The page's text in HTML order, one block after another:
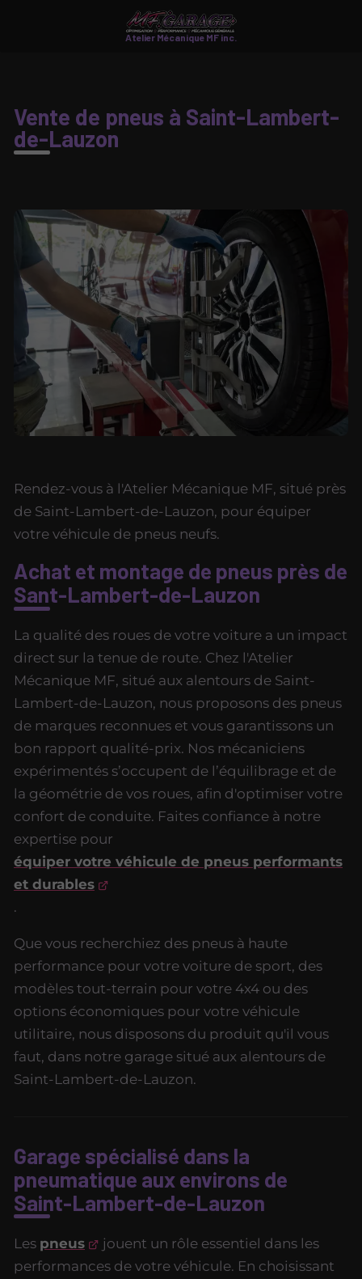
Atelier Mécanique MF inc.
Vente de pneus à Saint-Lambert-
de-Lauzon
Rendez-vous à l'Atelier Mécanique MF, situé près
de Saint-Lambert-de-Lauzon, pour équiper
votre véhicule de pneus neufs.
Achat et montage de pneus près de
Sant-Lambert-de-Lauzon
La qualité des roues de votre voiture a un impact
direct sur la tenue de route. Chez l'Atelier
Mécanique MF, situé aux alentours de Saint-
Lambert-de-Lauzon, nous proposons des pneus
de marques reconnues et vous garantissons un
bon rapport qualité-prix. Nos mécaniciens
expérimentés s’occupent de l’équilibrage et de
la géométrie de vos roues, afin d'optimiser votre
confort de conduite. Faites confiance à notre
expertise pour
équiper votre véhicule de pneus performants
et durables
.
Que vous recherchiez des pneus à haute
performance pour votre voiture de sport, des
modèles tout-terrain pour votre 4x4 ou des
options économiques pour votre véhicule
utilitaire, nous disposons du produit qu'il vous
faut, dans notre garage situé aux alentours de
Saint-Lambert-de-Lauzon.
Garage spécialisé dans la
pneumatique aux environs de
Saint-Lambert-de-Lauzon
Les pneus
jouent un rôle essentiel dans les
performances de votre véhicule. En choisissant